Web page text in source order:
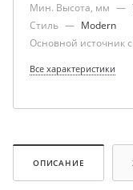
Мин. Высота, мм —
Стиль — Modern
Основной источник
Все характеристики
ОПИСАНИЕ